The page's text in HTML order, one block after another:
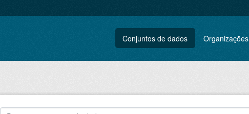
Conjuntos de dados Organizações